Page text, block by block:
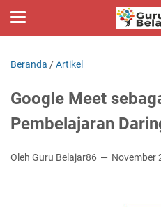
Beranda /Artikel
Google Meet
Pembelajaran
Oleh Guru Belajar86 November